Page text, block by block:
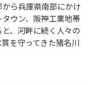
ら兵庫県南部にかけ
ウン、阪神工業地帯
、河畔に続く人々の
を守ってきた猪名川